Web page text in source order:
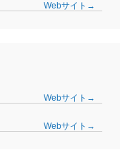
Webサイト→
Webサイト→
Webサイト→